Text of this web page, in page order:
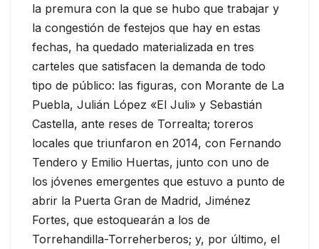
la premura con la que se hubo que trabajar y
la congestión de festejos que hay en estas
fechas, ha quedado materializada en tres
carteles que satisfacen la demanda de todo
tipo de público: las figuras, con Morante de La
Puebla, Julián López «El Juli» y Sebastián
Castella, ante reses de Torrealta; toreros
locales que triunfaron en 2014, con Fernando
Tendero y Emilio Huertas, junto con uno de
los jóvenes emergentes que estuvo a punto de
abrir la Puerta Gran de Madrid, Jiménez
Fortes, que estoquearán a los de
Torrehandilla-Torreherberos; y, por último, el